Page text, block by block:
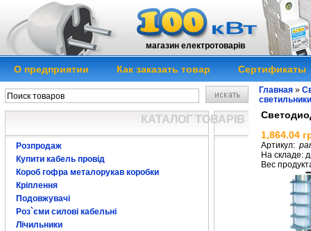
магазин електротоварів
О предприятии Как заказать товар Сертификаты
КАТАЛОГ ТОВАРІВ
Розпродаж
Купити кабель провід
Короб гофра металорукав коробки
Кріплення
Подовжувачі
Роз`єми силові кабельні
Лічильники
Главная »
светильники
1,864.04
Артикул:
На складе:
Вес